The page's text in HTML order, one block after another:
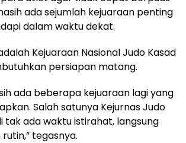
ada sejumlah kejuaraan penting
dalam waktu dekat.
Kejuaraan Nasional Judo Kasad
persiapan matang.
ada beberapa kejuaraan lagi yang
Salah satunya Kejurnas Judo
tak ada waktu istirahat, langsung
tegasnya.